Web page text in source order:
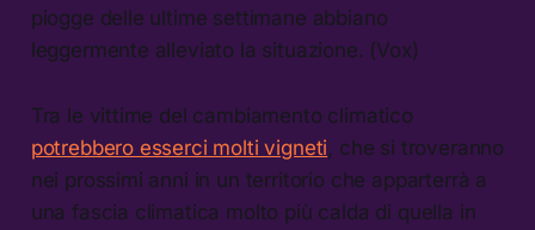
piogge delle ultime settimane abbiano
leggermente alleviato la situazione. (Vox)
Tra le vittime del cambiamento climatico
potrebbero esserci molti vigneti, che si troveranno
nei prossimi anni in un territorio che apparterrà a
una fascia climatica molto più calda di quella in